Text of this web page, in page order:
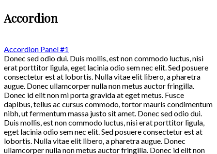
Accordion
Accordion Panel #1
Donec sed odio dui. Duis mollis, est non commodo luctus, nisi
erat porttitor ligula, eget lacinia odio sem nec elit. Sed posuere
consectetur est at lobortis. Nulla vitae elit libero, a pharetra
augue. Donec ullamcorper nulla non metus auctor fringilla.
Donec id elit non mi porta gravida at eget metus. Fusce
dapibus, tellus ac cursus commodo, tortor mauris condimentum
nibh, ut fermentum massa justo sit amet. Donec sed odio dui.
Duis mollis, est non commodo luctus, nisi erat porttitor ligula,
eget lacinia odio sem nec elit. Sed posuere consectetur est at
lobortis. Nulla vitae elit libero, a pharetra augue. Donec
ullamcorper nulla non metus auctor fringilla. Donec id elit non